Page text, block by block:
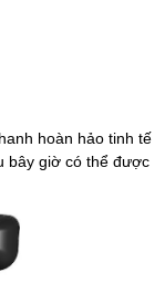
hoàn hảo tinh tế
bây giờ có thể được